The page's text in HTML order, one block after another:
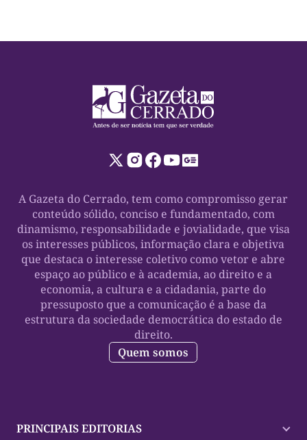
A Gazeta do Cerrado, tem como compromisso gerar
conteúdo sólido, conciso e fundamentado, com
dinamismo, responsabilidade e jovialidade, que visa
os interesses públicos, informação clara e objetiva
que destaca o interesse coletivo como vetor e abre
espaço ao público e à academia, ao direito e a
economia, a cultura e a cidadania, parte do
pressuposto que a comunicação é a base da
estrutura da sociedade democrática do estado de
direito.
Quem somos
PRINCIPAIS EDITORIAS